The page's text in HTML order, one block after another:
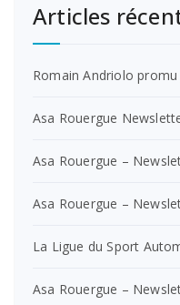
Articles
Romain Andriolo promu
Asa Rouergue
Asa Rouergue –
Asa Rouergue –
La Ligue du Sport
Asa Rouergue –